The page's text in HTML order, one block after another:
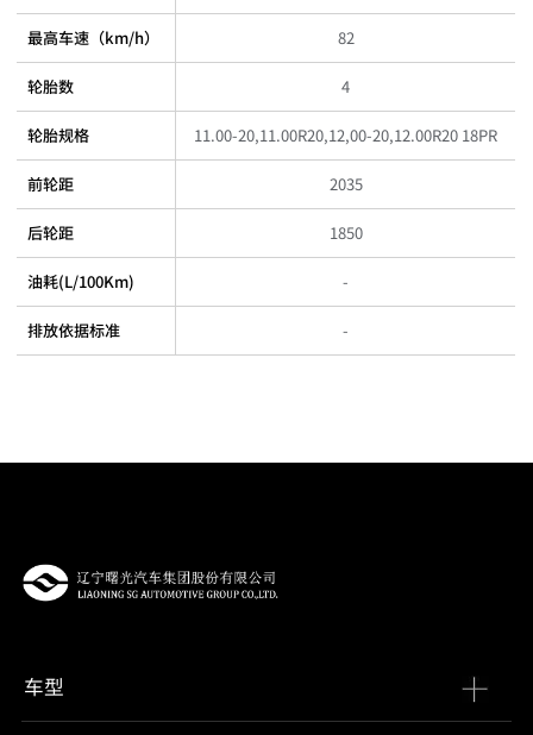
最高车速（km/h） 82
轮胎数 4
轮胎规格 11.00-20,11.00R20,12,00-20,12.00R20 18PR
前轮距 2035
后轮距 1850
油耗(L/100Km) -
排放依据标准 -
车型